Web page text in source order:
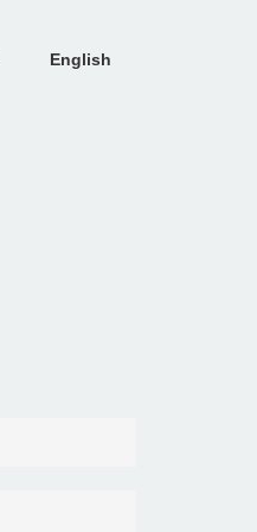
English